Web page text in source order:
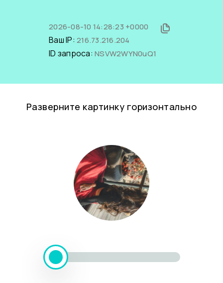
2026-08-10 14:28:23 +0000
Ваш IP: 216.73.216.204
ID запроса: NSVW2WYN0uQ1
Разверните картинку горизонтально